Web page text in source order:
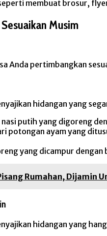
membuat brosur,
Musim
Anda pertimbangkan
hidangan yang
putih yang digoreng
potongan ayam yang
yang dicampur
Rumahan, Dijamin
hidangan yang